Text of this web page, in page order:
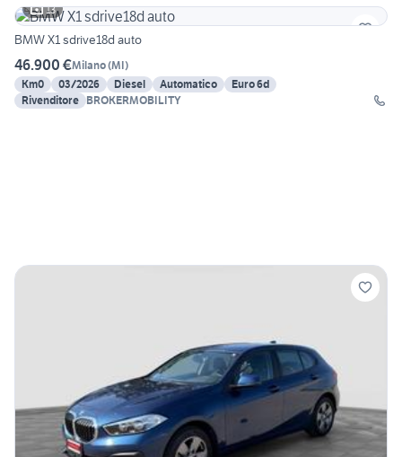
13
BMW X1 sdrive18d auto
46.900 €Milano(MI)
Km0
03/2026 Diesel Automatico
Euro 6d
Rivenditore BROKERMOBILITY